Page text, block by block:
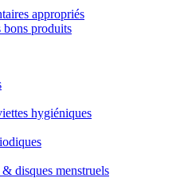
appropriés
bons produits
hygiéniques
& disques menstruels